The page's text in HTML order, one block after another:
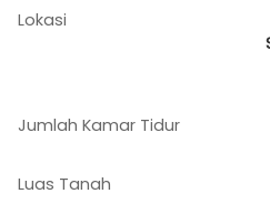
Lokasi
Jumlah Kamar Tidur
Luas Tanah